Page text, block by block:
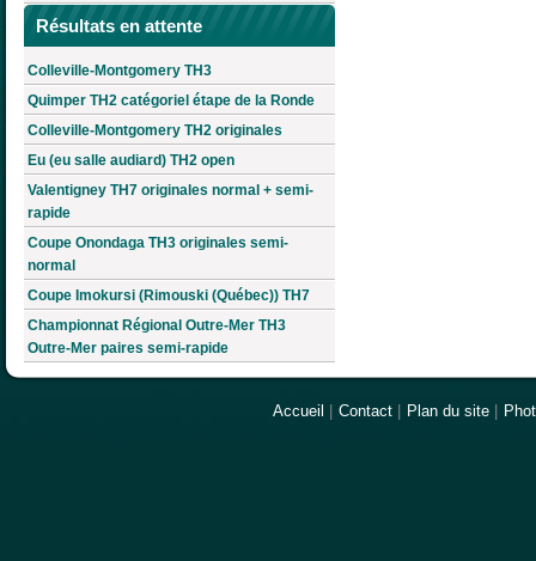
Résultats en attente
Colleville-Montgomery TH3
Quimper TH2 catégoriel étape de la Ronde
Colleville-Montgomery TH2 originales
Eu (eu salle audiard) TH2 open
Valentigney TH7 originales normal + semi-
rapide
Coupe Onondaga TH3 originales semi-
normal
Coupe Imokursi (Rimouski (Québec)) TH7
Championnat Régional Outre-Mer TH3
Outre-Mer paires semi-rapide
Accueil Contact Plan du site